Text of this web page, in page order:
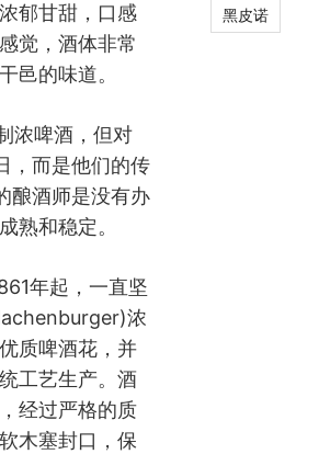
郁甘甜，口感
觉，酒体非常
邑的味道。
浓啤酒，但对
，而是他们的传
酿酒师是没有办
熟和稳定。
年起，一直坚
浓
质啤酒花，并
工艺生产。酒
经过严格的质
木塞封口，保
黑皮诺